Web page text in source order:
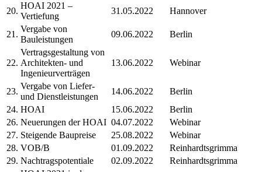
20.
HOAI 2021 –
Vertiefung
31.05.2022 Hannover
21.
Vergabe von
Bauleistungen
09.06.2022 Berlin
22.
Vertragsgestaltung von
Architekten- und
Ingenieurverträgen
13.06.2022 Webinar
23.
Vergabe von Liefer-
und Dienstleistungen
14.06.2022
Berlin
24. HOAI 15.06.2022
Berlin
26. Neuerungen der HOAI 04.07.2022
Webinar
27. Steigende Baupreise 25.08.2022
Webinar
28. VOB/B 01.09.2022
Reinhardtsgrimma
29. Nachtragspotentiale 02.09.2022
Reinhardtsgrimma